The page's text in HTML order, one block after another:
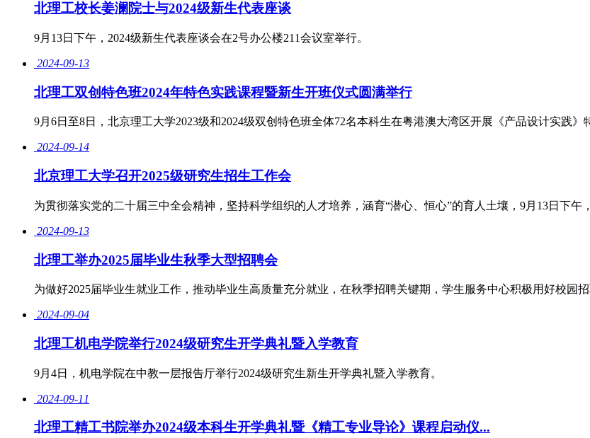
北理工校长姜澜院士与2024级新生代表座谈
9月13日下午，2024级新生代表座谈会在2号办公楼211会议室举行。
2024-09-13
北理工双创特色班2024年特色实践课程暨新生开班仪式圆满举行
9月6日至8日，北京理工大学2023级和2024级双创特色班全体72名本科生在粤港澳大湾区开展《产品设计实践》
2024-09-14
北京理工大学召开2025级研究生招生工作会
为贯彻落实党的二十届三中全会精神，坚持科学组织的人才培养，涵育“潜心、恒心”的育人土壤，9月13日下午
2024-09-13
北理工举办2025届毕业生秋季大型招聘会
为做好2025届毕业生就业工作，推动毕业生高质量充分就业，在秋季招聘关键期，学生服务中心积极用好校园
2024-09-04
北理工机电学院举行2024级研究生开学典礼暨入学教育
​9月4日，机电学院在中教一层报告厅举行2024级研究生新生开学典礼暨入学教育。
2024-09-11
北理工精工书院举办2024级本科生开学典礼暨《精工专业导论》课程启动仪...